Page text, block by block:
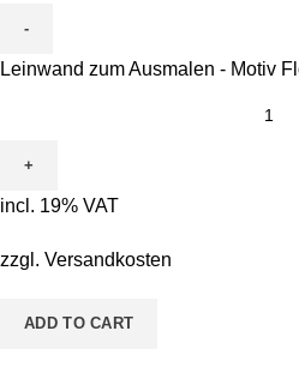
Leinwand zum Ausmalen - Motiv
incl. 19% VAT
zzgl. Versandkosten
ADD TO CART